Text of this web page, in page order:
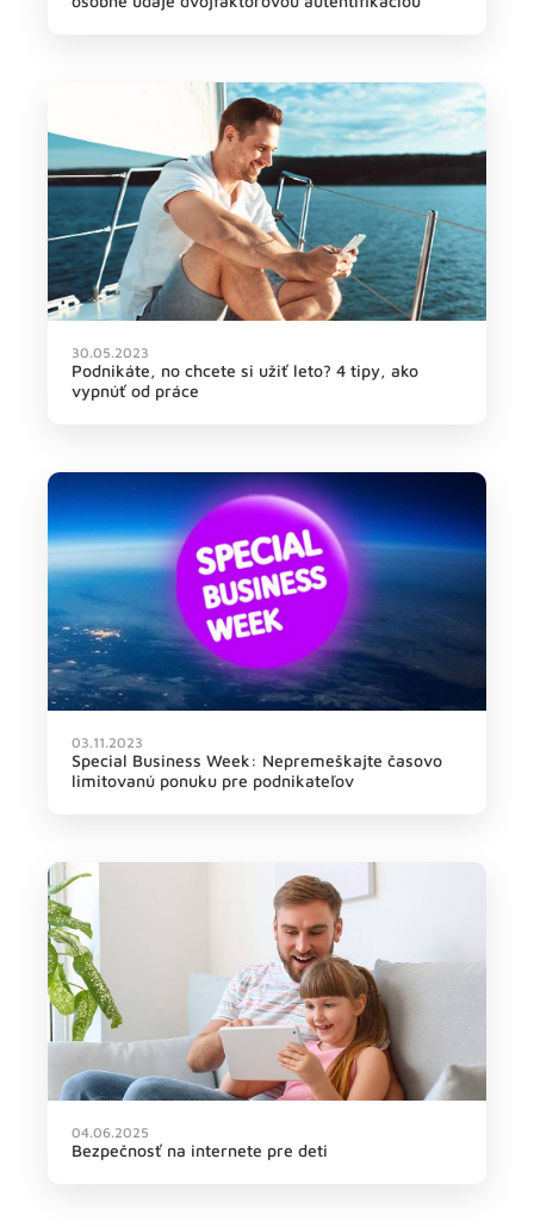
30.05.2023
Podnikáte, no chcete si užiť leto? 4 tipy, ako
vypnúť od práce
03.11.2023
Special Business Week: Nepremeškajte časovo
limitovanú ponuku pre podnikateľov
04.06.2025
Bezpečnosť na internete pre deti